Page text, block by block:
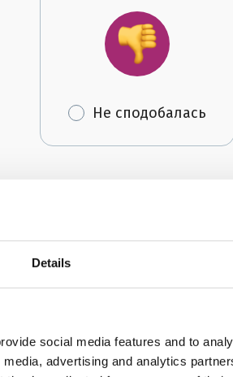
Details
social media features and to
advertising and analytics
Не сподобалась